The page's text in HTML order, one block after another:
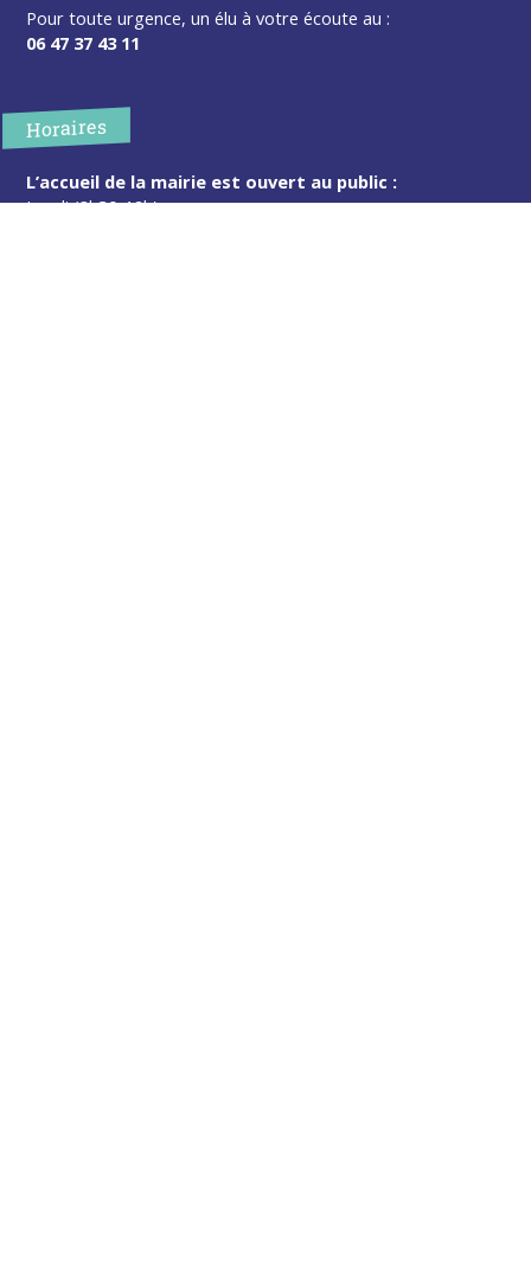
Pour toute urgence, un élu à votre écoute au :
06 47 37 43 11
Horaires
L’accueil de la mairie est ouvert au public :
Lundi (8h30-12h)